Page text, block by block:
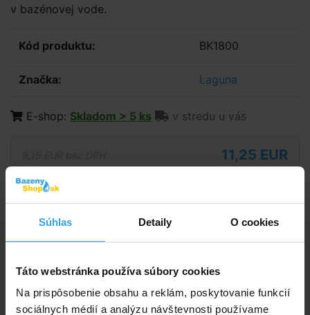
Súhlas Detaily O cookies
Táto webstránka používa súbory cookies
Na prispôsobenie obsahu a reklám, poskytovanie funkcií
sociálnych médií a analýzu návštevnosti používame
v bazénovej vode.
Kód produktu: BK1800
Značka: Laguna
E-shop: Skladom > 5 ks v stredu u vás
11,25 EUR
Podrobný popis
Podrobný popis